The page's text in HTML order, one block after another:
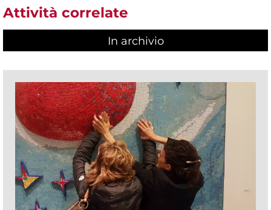
Attività correlate
In archivio